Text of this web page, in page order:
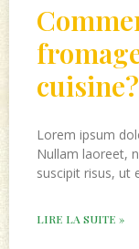
cuisine?
Lorem ipsum
Nullam laoreet,
suscipit risus, ut
LIRE LA SUITE »